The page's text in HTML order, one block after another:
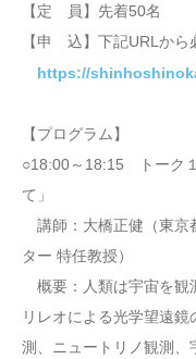
【定 員】先着50名
【申 込】下記URLから
https://
【プログラム】
○18:00～18:15 トーク
て」
講師：大橋正健（東京
ター 特任教授）
概要：人類は宇宙を観
リレオによる光学望遠
測、ニュートリノ観測、